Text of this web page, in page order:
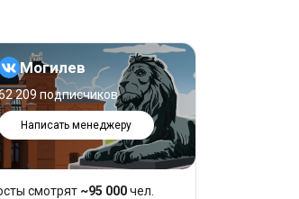
Могилев
209 подписчиков
Написать менеджеру
смотрят ~95 000чел.